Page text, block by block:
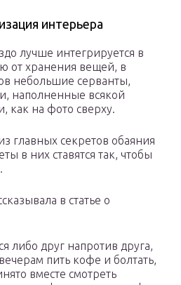
интерьера
лучше интегрируется в
от хранения вещей, в
небольшие серванты,
наполненные всякой
как на фото сверху.
главных секретов обаяния
в них ставятся так, чтобы
в статье о
либо друг напротив друга,
пить кофе и болтать,
вместе смотреть